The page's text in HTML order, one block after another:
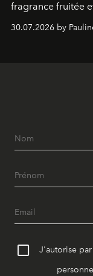
fragrance fruitée
Chemistry Eau de
30.07.2026 by
J'autorise